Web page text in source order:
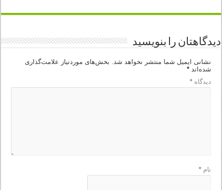
دیدگاهتان را بنویسید
نشانی ایمیل شما منتشر نخواهد شد.
بخش‌های موردنیاز علامت‌گذاری
شده‌اند*
دیدگاه*
نام*